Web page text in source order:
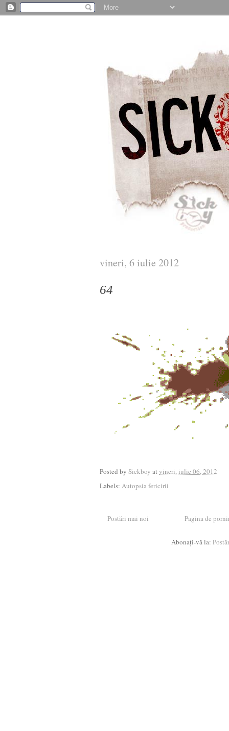
vineri, 6 iulie 2012
64
Posted by Sickboy atvineri, iulie 06, 2012
Labels: Autopsia fericirii
Postări mai noi Pagina de
Abonați-vă la: